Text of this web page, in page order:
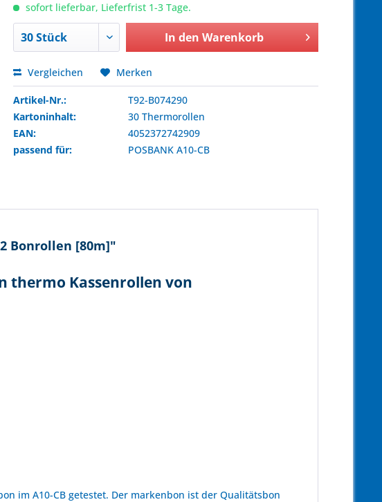
sofort lieferbar, Lieferfrist 1-3 Tage.
In den Warenkorb
Vergleichen Merken
Artikel-Nr.:
T92-B074290
Kartoninhalt:
30 Thermorollen
EAN:
4052372742909
passend für:
POSBANK A10-CB
Bonrollen [80m]"
thermo Kassenrollen von
im A10-CB getestet. Der markenbon ist der Qualitätsbon